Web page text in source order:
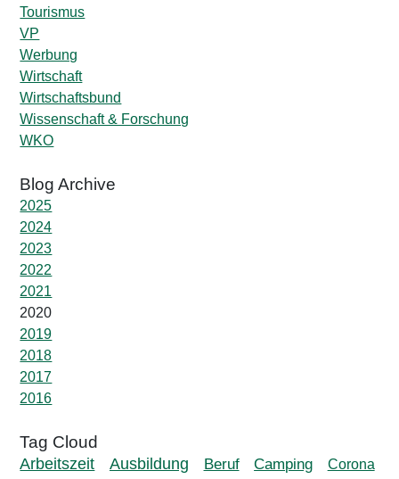
Tourismus
VP
Werbung
Wirtschaft
Wirtschaftsbund
Wissenschaft & Forschung
WKO
2025
2024
2023
2022
2021
2020
2019
2018
2017
2016
Arbeitszeit Ausbildung Beruf Camping Corona